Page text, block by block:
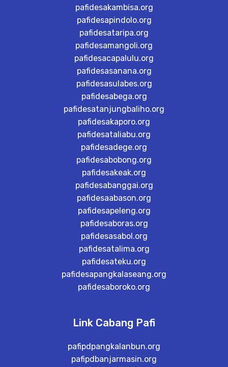
pafidesakambisa.org
pafidesapindolo.org
pafidesataripa.org
pafidesamangoli.org
pafidesacapalulu.org
pafidesasanana.org
pafidesasulabes.org
pafidesabega.org
pafidesatanjungbaliho.org
pafidesakaporo.org
pafidesataliabu.org
pafidesadege.org
pafidesabobong.org
pafidesakeak.org
pafidesabanggai.org
pafidesaabason.org
pafidesapeleng.org
pafidesaboras.org
pafidesasabol.org
pafidesatalima.org
pafidesateku.org
pafidesapangkalaseang.org
pafidesaboroko.org
Link Cabang Pafi
pafipdpangkalanbun.org
pafipdbanjarmasin.org